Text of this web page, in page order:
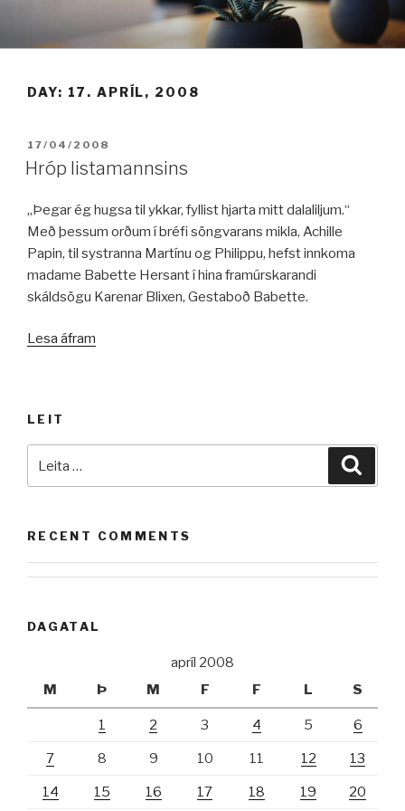
efni
DAY: 17. APRÍL, 2008
BIRT:
17/04/2008
Hróp listamannsins
„Þegar ég hugsa til ykkar, fyllist hjarta mitt dalaliljum.“
Með þessum orðum í bréfi söngvarans mikla, Achille
Papin, til systranna Martínu og Philippu, hefst innkoma
madame Babette Hersant í hina framúrskarandi
skáldsögu Karenar Blixen, Gestaboð Babette.
Lesa áfram
LEIT
að:
RECENT COMMENTS
DAGATAL
apríl 2008
M
Þ M F F L S
1 2 3 4 5 6
7 8 9 10 11 12 13
14 15 16 17 18 19 20